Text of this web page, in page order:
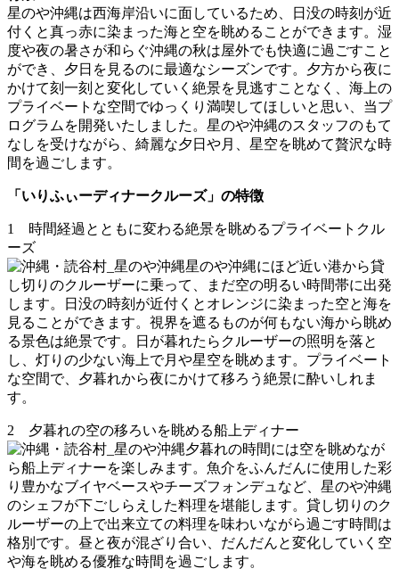
星のや沖縄は西海岸沿いに面しているため、日没の時刻が近
付くと真っ赤に染まった海と空を眺めることができます。湿
度や夜の暑さが和らぐ沖縄の秋は屋外でも快適に過ごすこと
ができ、夕日を見るのに最適なシーズンです。夕方から夜に
かけて刻一刻と変化していく絶景を見逃すことなく、海上の
プライベートな空間でゆっくり満喫してほしいと思い、当プ
ログラムを開発いたしました。星のや沖縄のスタッフのもて
なしを受けながら、綺麗な夕日や月、星空を眺めて贅沢な時
間を過ごします。
「いりふぃーディナークルーズ」の特徴
1 時間経過とともに変わる絶景を眺めるプライベートクル
ーズ
星のや沖縄にほど近い港から貸
し切りのクルーザーに乗って、まだ空の明るい時間帯に出発
します。日没の時刻が近付くとオレンジに染まった空と海を
見ることができます。視界を遮るものが何もない海から眺め
る景色は絶景です。日が暮れたらクルーザーの照明を落と
し、灯りの少ない海上で月や星空を眺めます。プライベート
な空間で、夕暮れから夜にかけて移ろう絶景に酔いしれま
す。
2 夕暮れの空の移ろいを眺める船上ディナー
夕暮れの時間には空を眺めなが
ら船上ディナーを楽しみます。魚介をふんだんに使用した彩
り豊かなブイヤベースやチーズフォンデュなど、星のや沖縄
のシェフが下ごしらえした料理を堪能します。貸し切りのク
ルーザーの上で出来立ての料理を味わいながら過ごす時間は
格別です。昼と夜が混ざり合い、だんだんと変化していく空
や海を眺める優雅な時間を過ごします。